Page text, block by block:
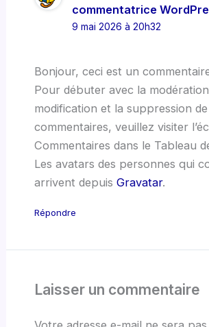
commentatrice
9 mai 2026 à 20h32
Bonjour, ceci est un
Pour débuter avec la
modification et la suppression de
commentaires, veuillez visiter
Commentaires dans le Tableau
Les avatars des personnes qui
arrivent depuis Gravatar.
Répondre
Laisser un commentaire